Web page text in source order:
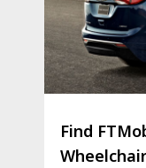
Find